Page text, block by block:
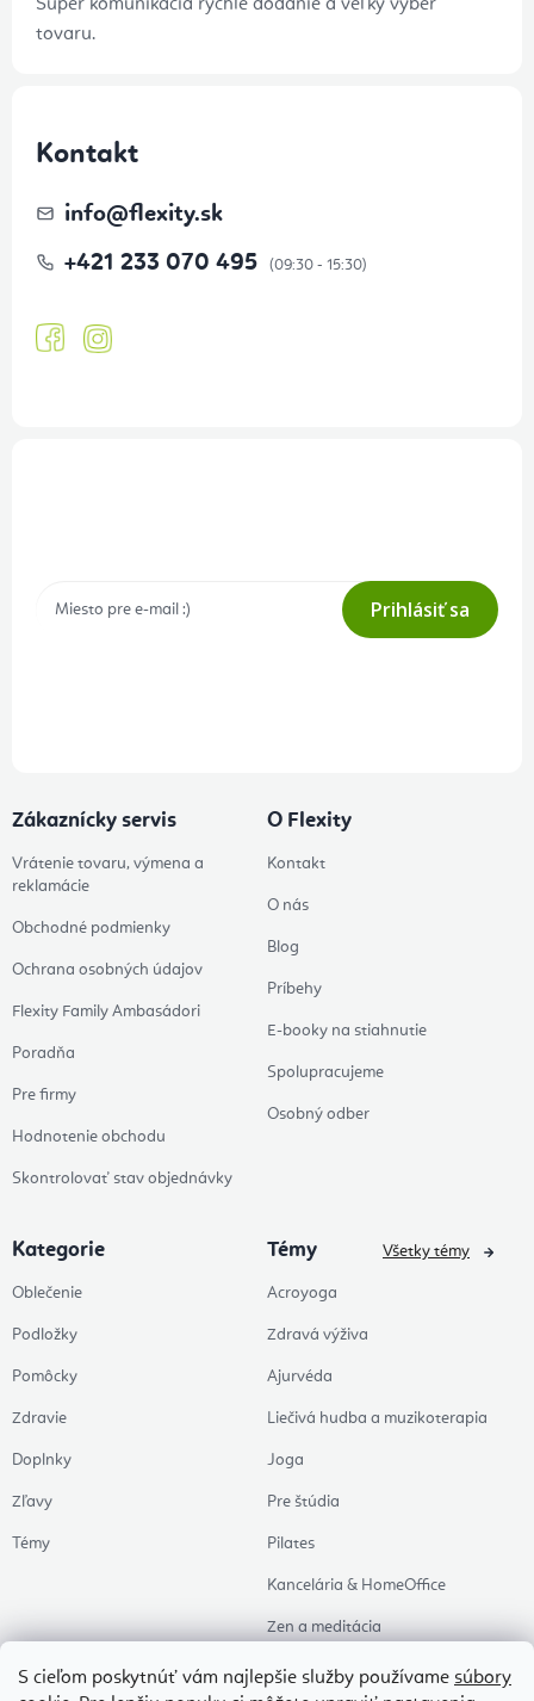
S cieľom poskytnúť vám najlepšie služby používame súbory
Super komunikácia rýchle dodanie a veľký výber
tovaru.
Kontakt
info@flexity.sk
+421 233 070 495
Prihlásiť sa
Zákaznícky servis
Vrátenie tovaru, výmena a
reklamácie
Obchodné podmienky
Ochrana osobných údajov
Flexity Family Ambasádori
Poradňa
Pre firmy
Hodnotenie obchodu
Skontrolovať stav objednávky
O Flexity
Kontakt
O nás
Blog
Príbehy
E-booky na stiahnutie
Spolupracujeme
Osobný odber
Kategorie
Oblečenie
Podložky
Pomôcky
Zdravie
Doplnky
Zľavy
Témy
Témy
Acroyoga
Zdravá výživa
Ajurvéda
Liečivá hudba a muzikoterapia
Joga
Pre štúdia
Pilates
Kancelária & HomeOffice
Zen a meditácia
Aromaterapia
Všetky témy